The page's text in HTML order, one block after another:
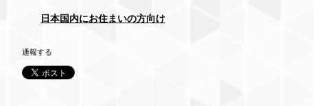
日本国内にお住まいの方向け
通報する